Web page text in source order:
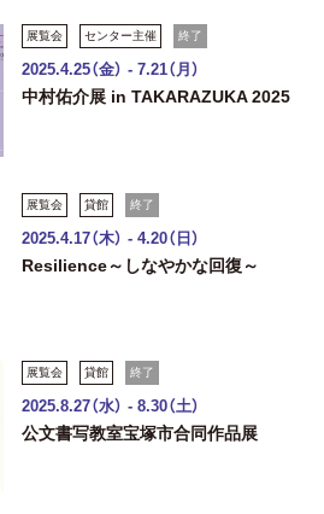
展覧会 センター主催 終了
2025.4.25（金） - 7.21（月）
中村佑介展 in TAKARAZUKA 2025
展覧会 貸館 終了
2025.4.17（木） - 4.20（日）
Resilience～しなやかな回復～
展覧会 貸館 終了
2025.8.27（水） - 8.30（土）
公文書写教室宝塚市合同作品展